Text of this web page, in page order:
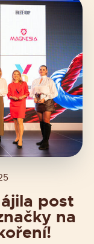
post
na